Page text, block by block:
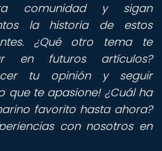
comunidad y sigan
la historia de estos
¿Qué otro tema te
en futuros artículos?
tu opinión y seguir
que te apasione!¿Cuál ha
favorito hasta ahora?
con nosotros en